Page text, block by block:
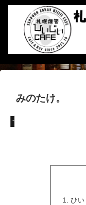
みのたけ。
つぶやき
ひい